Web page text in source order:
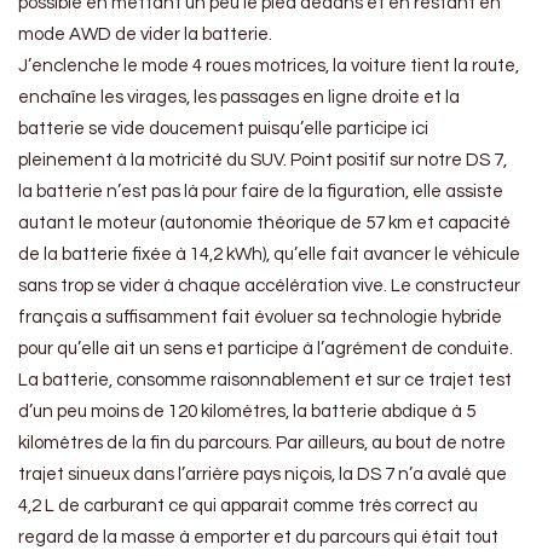
mode AWD de vider la batterie.
J’enclenche le mode 4 roues motrices, la voiture tient la route,
enchaîne les virages, les passages en ligne droite et la
batterie se vide doucement puisqu’elle participe ici
pleinement à la motricité du SUV. Point positif sur notre DS 7,
la batterie n’est pas là pour faire de la figuration, elle assiste
autant le moteur (autonomie théorique de 57 km et capacité
de la batterie fixée à 14,2 kWh), qu’elle fait avancer le véhicule
sans trop se vider à chaque accélération vive. Le constructeur
français a suffisamment fait évoluer sa technologie hybride
pour qu’elle ait un sens et participe à l’agrément de conduite.
La batterie, consomme raisonnablement et sur ce trajet test
d’un peu moins de 120 kilomètres, la batterie abdique à 5
kilomètres de la fin du parcours. Par ailleurs, au bout de notre
trajet sinueux dans l’arrière pays niçois, la DS 7 n’a avalé que
4,2 L de carburant ce qui apparait comme très correct au
regard de la masse à emporter et du parcours qui était tout